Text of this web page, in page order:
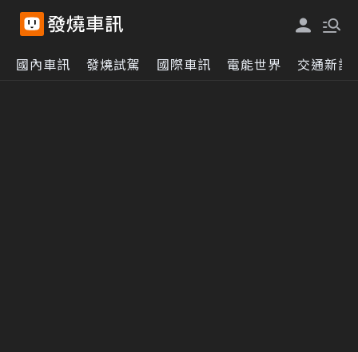
國內車訊 發燒試駕 國際車訊 電能世界 交通新訊